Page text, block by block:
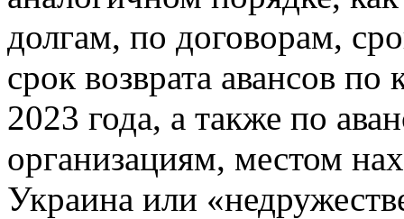
долгам, по договорам,
срок возврата авансов
2023 года, а также по
организациям, местом
Украина или